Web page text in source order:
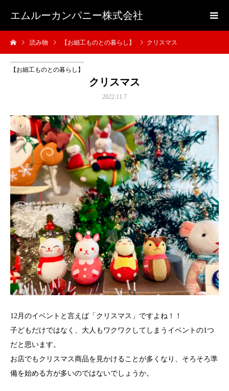
エムルーカンパニー株式会社
読み物 【お細工ものとの暮らし】 クリスマス
【お細工ものとの暮らし】
クリスマス
2022.11.7
12月のイベントと言えば「クリスマス」ですよね！！
子どもだけではなく、大人もワクワクしてしまうイベントの1つ
だと思います。
お店でもクリスマス商品を見かけることが多くなり、そろそろ準
備を始める方が多いのではないでしょうか。